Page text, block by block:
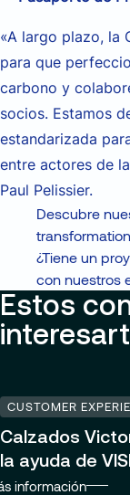
«A largo plazo, la
para que
carbono y
socios. Estamos
estandarizada
entre actores de
Paul Pelissier.
Descubre
transformation
¿Tiene un
con nuestros
Estos
CUSTOMER
Calzados
la ayuda de
información